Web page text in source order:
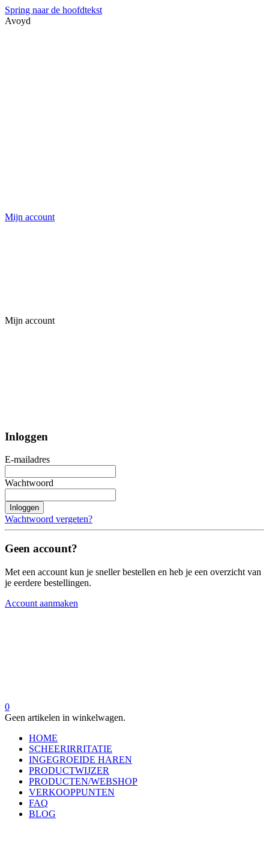
Spring naar de hoofdtekst
Avoyd
Mijn account
Mijn account
Inloggen
E-mailadres
Wachtwoord
Inloggen
Wachtwoord vergeten?
Geen account?
Met een account kun je sneller bestellen en heb je een overzicht van
je eerdere bestellingen.
Account aanmaken
0
Geen artikelen in winkelwagen.
HOME
SCHEERIRRITATIE
INGEGROEIDE HAREN
PRODUCTWIJZER
PRODUCTEN/WEBSHOP
VERKOOPPUNTEN
FAQ
BLOG